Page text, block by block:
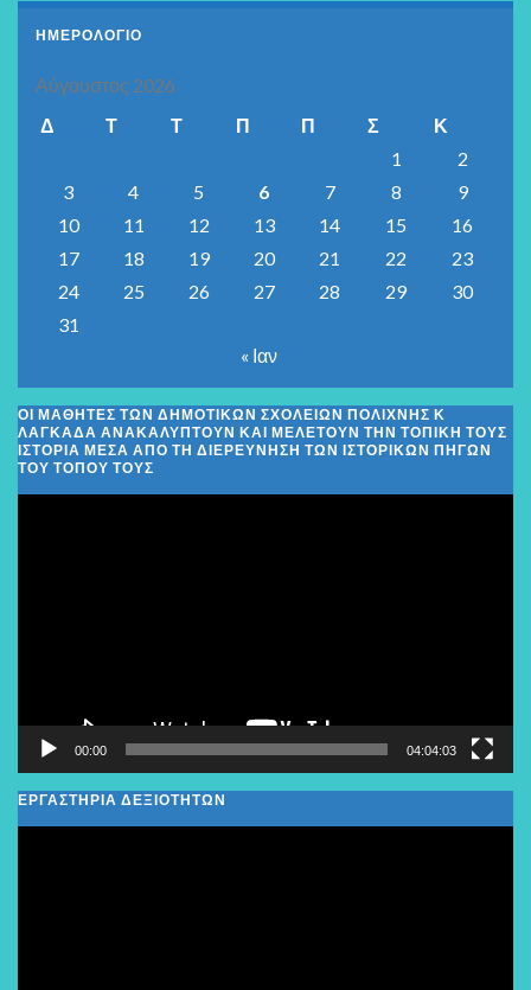
ΗΜΕΡΟΛΟΓΙΟ
Αύγουστος 2026
Δ
Τ Τ Π Π Σ
Κ
1
2
3
4 5 6 7 8
9
10
11 12 13 14 15
16
17
18 19 20 21 22
23
24
25 26 27 28 29
30
31
« Ιαν
ΟΙ ΜΑΘΗΤΈΣ ΤΩΝ ΔΗΜΟΤΙΚΏΝ ΣΧΟΛΕΊΩΝ ΠΟΛΊΧΝΗΣ Κ
ΛΑΓΚΑΔΆ ΑΝΑΚΑΛΎΠΤΟΥΝ ΚΑΙ ΜΕΛΕΤΟΎΝ ΤΗΝ ΤΟΠΙΚΉ ΤΟΥΣ
ΙΣΤΟΡΊΑ ΜΈΣΑ ΑΠΌ ΤΗ ΔΙΕΡΕΎΝΗΣΗ ΤΩΝ ΙΣΤΟΡΙΚΏΝ ΠΗΓΏΝ
ΤΟΥ ΤΌΠΟΥ ΤΟΥΣ
00:00 04:04:03
ΕΡΓΑΣΤΗΡΙΑ ΔΕΞΙΟΤΗΤΩΝ